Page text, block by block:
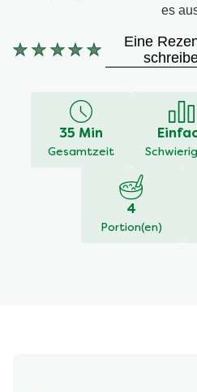
es
Keine
abgegeben
Eine
35 Min
Gesamtzeit
4
Portion(en)